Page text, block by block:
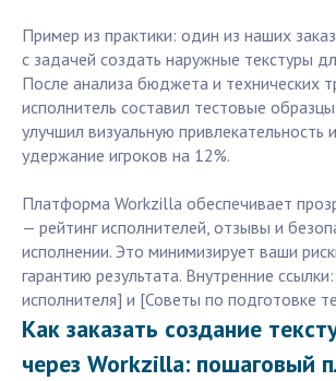
Пример из практики: один из наших
с задачей создать наружные текстуры
После анализа бюджета и технических
исполнитель составил тестовые
улучшил визуальную привлекательность
удержание игроков на 12%.
Платформа Workzilla обеспечивает
— рейтинг исполнителей, отзывы и
исполнении. Это минимизирует ваши
гарантию результата. Внутренние
исполнителя] и [Советы по подготовке
Как заказать создание
через Workzilla: пошаговый